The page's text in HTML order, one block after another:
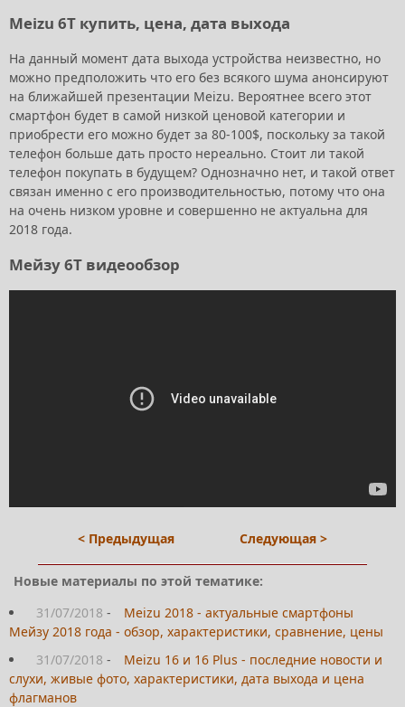
Meizu 6T купить, цена, дата выхода
На данный момент дата выхода устройства неизвестно, но
можно предположить что его без всякого шума анонсируют
на ближайшей презентации Meizu. Вероятнее всего этот
смартфон будет в самой низкой ценовой категории и
приобрести его можно будет за 80-100$, поскольку за такой
телефон больше дать просто нереально. Стоит ли такой
телефон покупать в будущем? Однозначно нет, и такой ответ
связан именно с его производительностью, потому что она
на очень низком уровне и совершенно не актуальна для
2018 года.
Мейзу 6Т видеообзор
< Предыдущая Следующая >
Новые материалы по этой тематике:
31/07/2018 -
Meizu 2018 - актуальные смартфоны
Мейзу 2018 года - обзор, характеристики, сравнение, цены
31/07/2018 -
Meizu 16 и 16 Plus - последние новости и
слухи, живые фото, характеристики, дата выхода и цена
флагманов